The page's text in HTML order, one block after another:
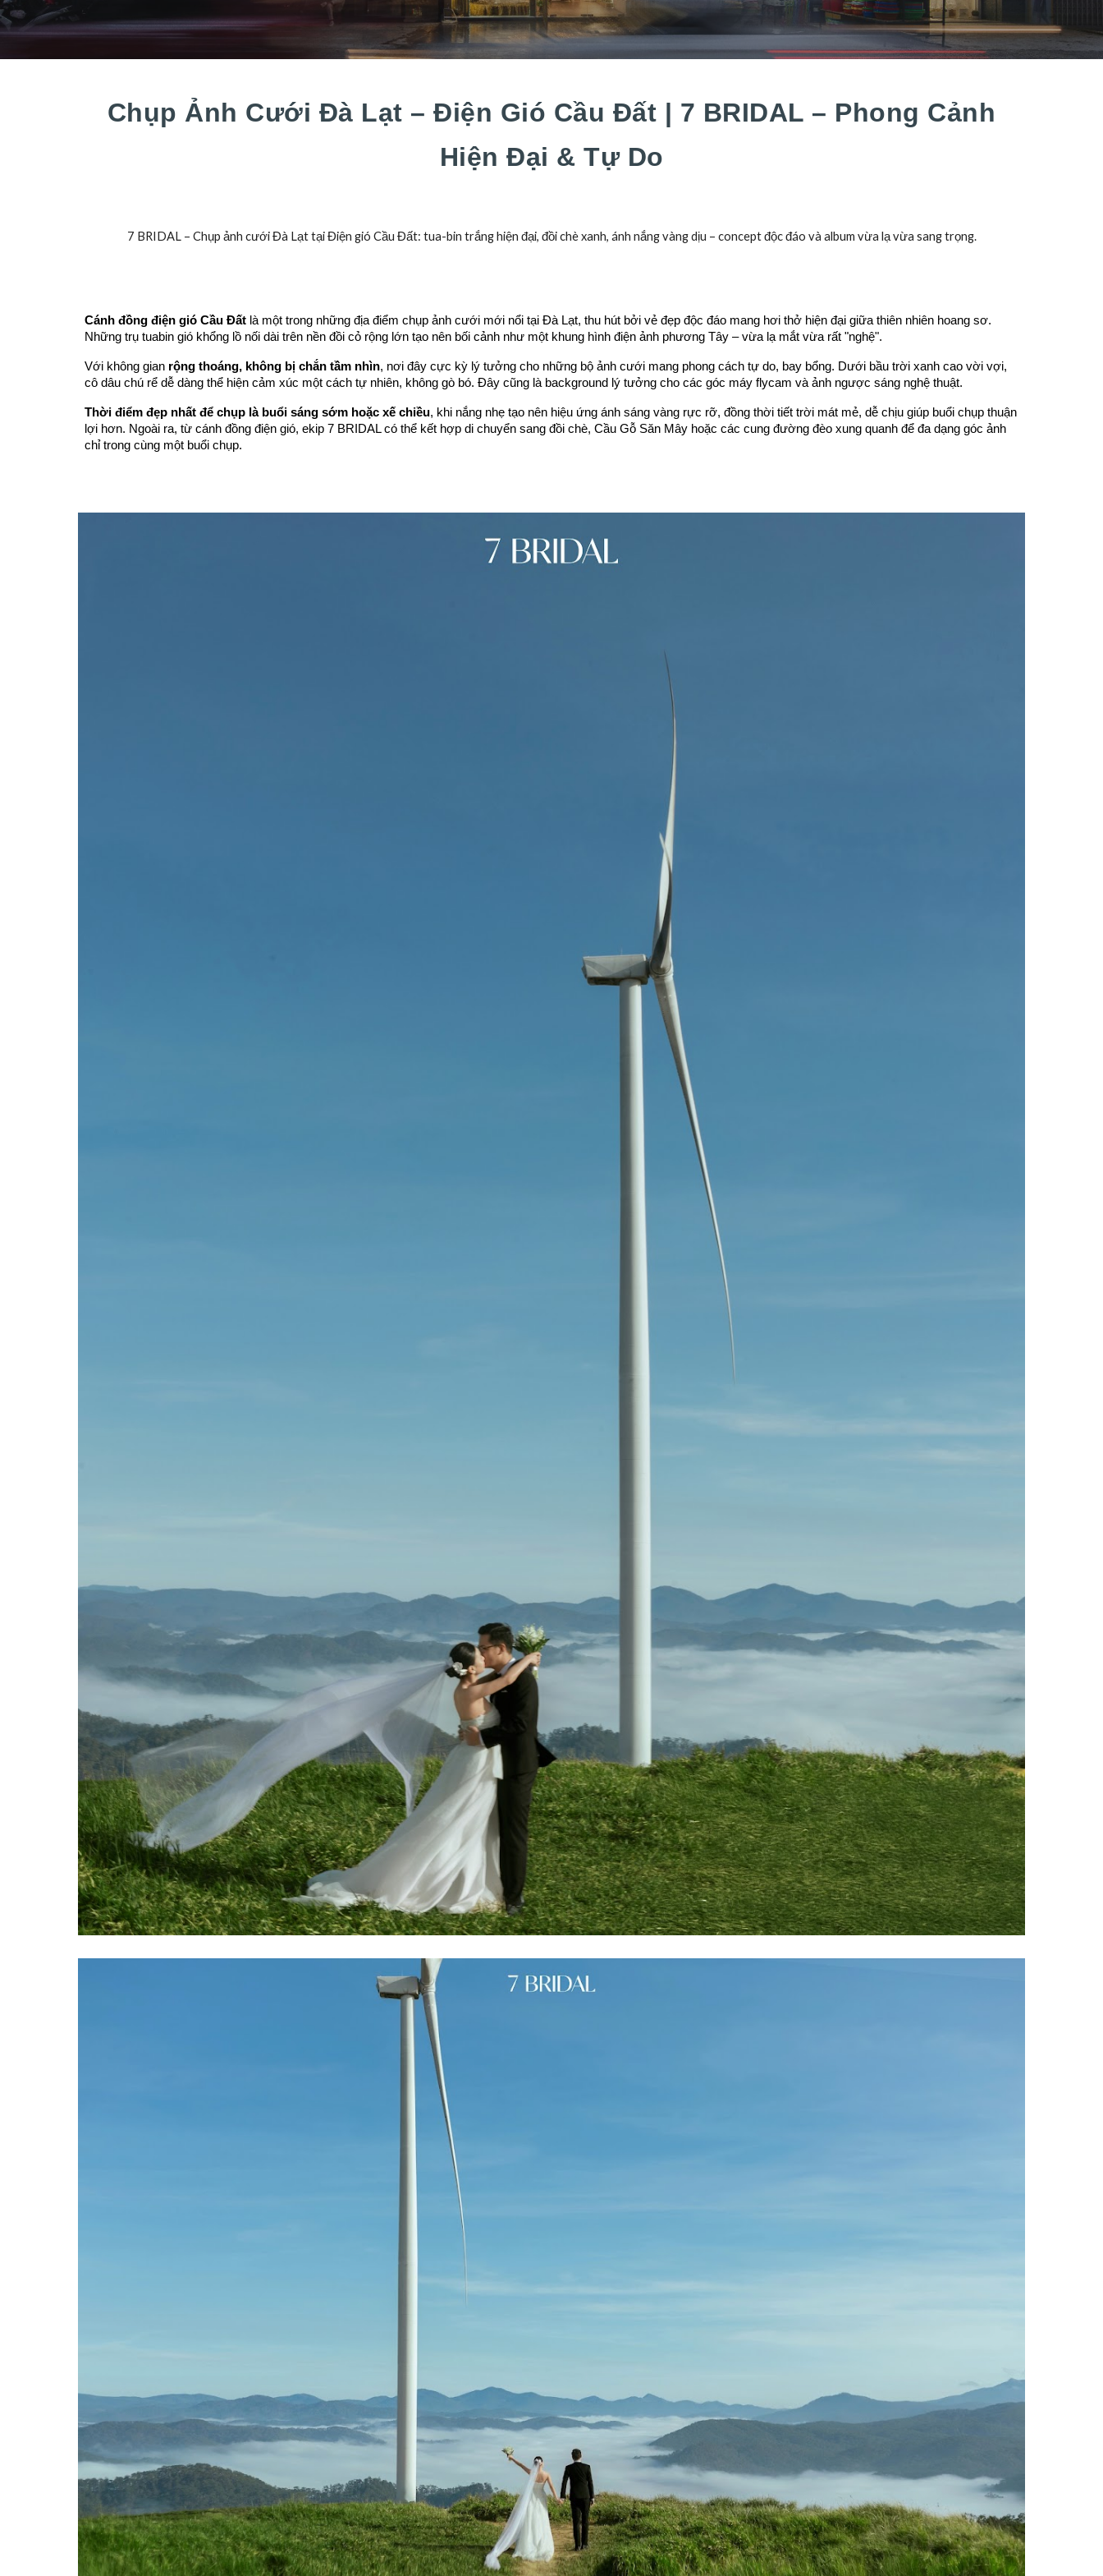
Chụp Ảnh Cưới Đà Lạt – Điện Gió Cầu Đất | 7 BRIDAL – Phong Cảnh
Hiện Đại & Tự Do
7 BRIDAL – Chụp ảnh cưới Đà Lạt tại Điện gió Cầu Đất: tua-bin trắng hiện đại, đồi chè xanh, ánh nắng vàng dịu – concept độc đáo và album vừa lạ vừa sang trọng.
Cánh đồng điện gió Cầu Đấtlà một trong những địa điểm chụp ảnh cưới mới nổi tại Đà Lạt, thu hút bởi vẻ đẹp độc đáo mang hơi thở hiện đại giữa thiên nhiên hoang sơ.
Những trụ tuabin gió khổng lồ nối dài trên nền đồi cỏ rộng lớn tạo nên bối cảnh như một khung hình điện ảnh phương Tây – vừa lạ mắt vừa rất "nghệ".
Với không gian rộng thoáng, không bị chắn tầm nhìn, nơi đây cực kỳ lý tưởng cho những bộ ảnh cưới mang phong cách tự do, bay bổng. Dưới bầu trời xanh cao vời vợi,
cô dâu chú rể dễ dàng thể hiện cảm xúc một cách tự nhiên, không gò bó. Đây cũng là background lý tưởng cho các góc máy flycam và ảnh ngược sáng nghệ thuật.
Thời điểm đẹp nhất để chụp là buổi sáng sớm hoặc xế chiều, khi nắng nhẹ tạo nên hiệu ứng ánh sáng vàng rực rỡ, đồng thời tiết trời mát mẻ, dễ chịu giúp buổi chụp thuận
lợi hơn. Ngoài ra, từ cánh đồng điện gió, ekip 7 BRIDAL có thể kết hợp di chuyển sang đồi chè, Cầu Gỗ Săn Mây hoặc các cung đường đèo xung quanh để đa dạng góc ảnh
chỉ trong cùng một buổi chụp.